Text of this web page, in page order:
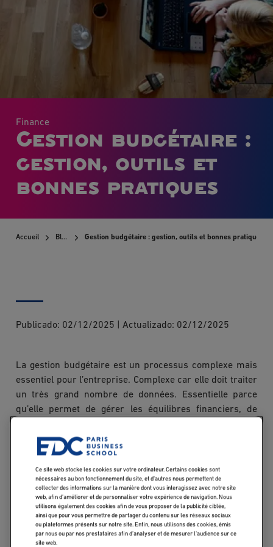
Finance
Gestion budgétaire :
gestion, outils et
bonnes pratiques
Accueil Blog Gestion budgétaire : gestion, outils et bonnes pratiques
Publicado: 02/12/2025 Actualizado: 02/12/2025
La gestion budgétaire est un processus complexe mais
essentiel pour l’entreprise. Complexe car elle doit traiter
un très grand nombre de données. Essentielle parce
qu’elle permet de gérer les équilibres financiers, de
croissance. Voyons quelles méthodes de gestion
budgétaire adopter pour maximiser vos chances de
succès.
Qu'est-ce que la
gestion budgétaire ?
Ce site web stocke les cookies sur votre ordinateur. Certains cookies sont
nécessaires au bon fonctionnement du site, et d’autres nous permettent de
collecter des informations sur la manière dont vous interagissez avec notre site
web, afin d’améliorer et de personnaliser votre expérience de navigation. Nous
utilisons également des cookies afin de vous proposer de la publicité ciblée,
ainsi que pour vous permettre de partager du contenu sur les réseaux sociaux
ou plateformes présents sur notre site. Enfin, nous utilisons des cookies, émis
par nous ou par nos prestataires afin d’analyser et de mesurer l’audience sur ce
site web.